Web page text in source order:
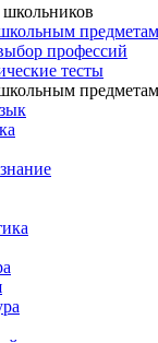
предметам
профессий
тесты
предметам